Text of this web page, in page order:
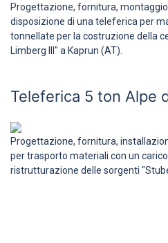
Progettazione, fornitura,
disposizione di una teleferica per
tonnellate per la costruzione della
Limberg III" a Kaprun (AT).
Teleferica 5 ton Alpe
Progettazione, fornitura,
per trasporto materiali con un
ristrutturazione delle sorgenti